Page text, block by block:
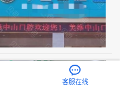
客服在线